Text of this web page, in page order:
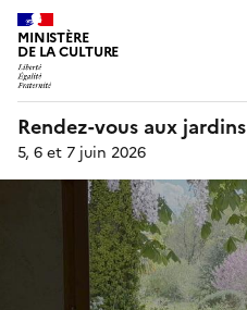
MINISTÈRE
DE LA CULTURE
Rendez-vous aux jardins
5, 6 et 7 juin 2026